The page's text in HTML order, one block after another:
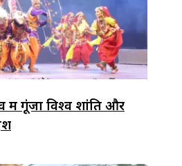
में गूंजा विश्व शांति और